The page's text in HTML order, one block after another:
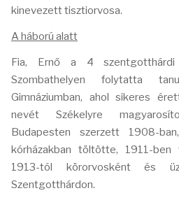
kinevezett tisztiorvosa.
A háború alatt
Fia, Ernő a 4 szentgotthárdi
Szombathelyen folytatta
Gimnáziumban, ahol sikeres
nevét Székelyre
Budapesten szerzett 1908-
kórházakban töltötte, 1911-ben
1913-tól körorvosként és
Szentgotthárdon.